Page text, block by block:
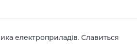
електроприладів. Славиться